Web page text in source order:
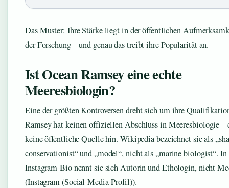
Das Muster: Ihre Stärke liegt in der öffentlichen
der Forschung – und genau das treibt ihre Popularität an.
Ist Ocean Ramsey eine echte
Meeresbiologin?
Eine der größten Kontroversen dreht sich um ihre
Ramsey hat keinen offiziellen Abschluss in Meeresbiologie –
keine öffentliche Quelle hin. Wikipedia bezeichnet sie als
conservationist“ und „model“, nicht als „marine biologist“.
Instagram-Bio nennt sie sich Autorin und Ethologin, nicht
(Instagram (Social-Media-Profil)).